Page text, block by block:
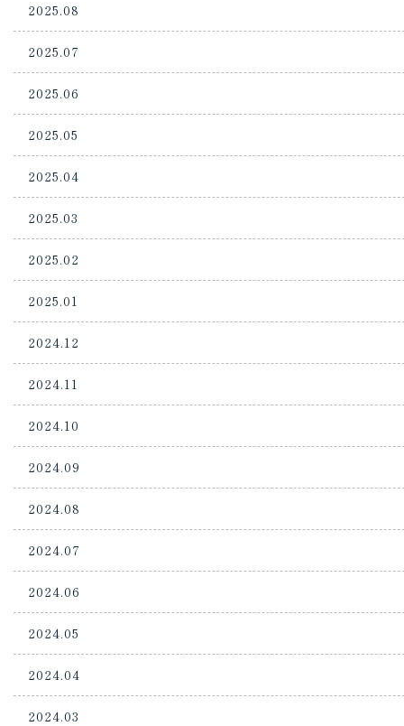
2025.08
2025.07
2025.06
2025.05
2025.04
2025.03
2025.02
2025.01
2024.12
2024.11
2024.10
2024.09
2024.08
2024.07
2024.06
2024.05
2024.04
2024.03